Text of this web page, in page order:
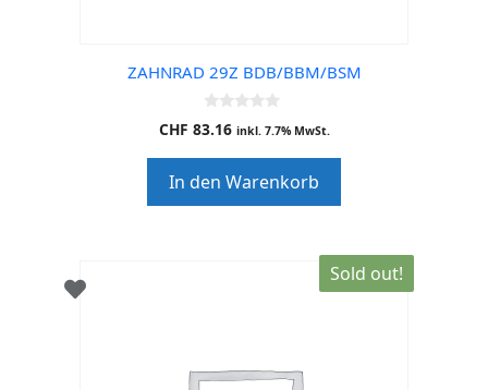
ZAHNRAD 29Z BDB/BBM/BSM
0
o
o
f
5
CHF 83.16 inkl. 7.7% MwSt.
In den Warenkorb
Sold out!